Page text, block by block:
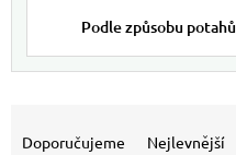
Podle způsobu potahů
Doporučujeme Nejlevnější